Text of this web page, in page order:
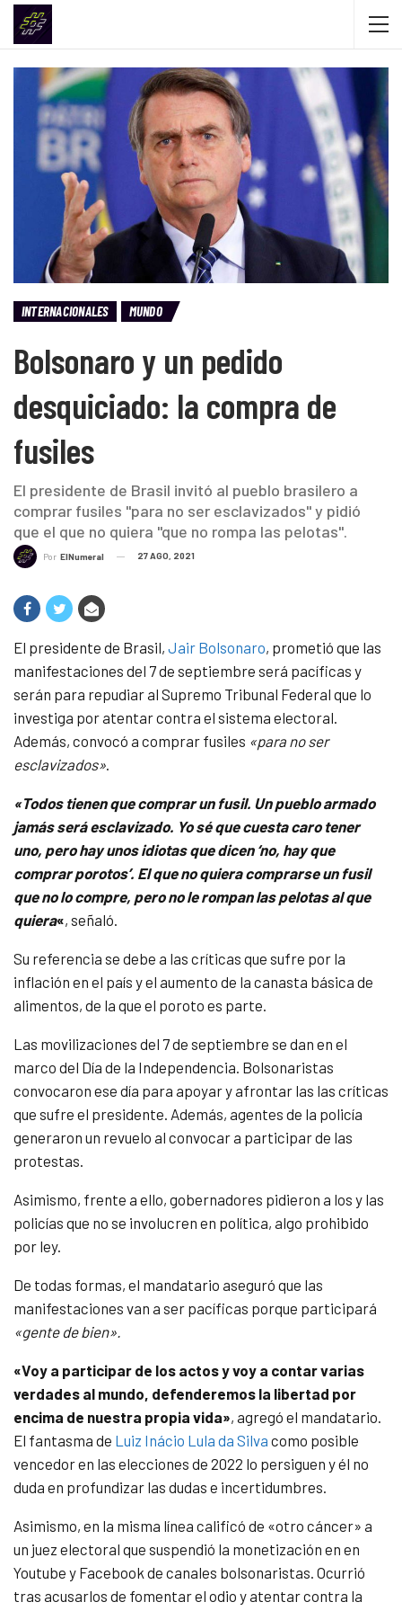
INTERNACIONALES MUNDO
Bolsonaro y un pedido
desquiciado: la compra de
fusiles
El presidente de Brasil invitó al pueblo brasilero a
comprar fusiles "para no ser esclavizados" y pidió
que el que no quiera "que no rompa las pelotas".
Por ElNumeral 27 AGO, 2021
El presidente de Brasil, Jair Bolsonaro, prometió que las
manifestaciones del 7 de septiembre será pacíficas y
serán para repudiar al Supremo Tribunal Federal que lo
investiga por atentar contra el sistema electoral.
Además, convocó a comprar fusiles «para no ser
esclavizados».
«Todos tienen que comprar un fusil. Un pueblo armado
jamás será esclavizado. Yo sé que cuesta caro tener
uno, pero hay unos idiotas que dicen ‘no, hay que
comprar porotos’. El que no quiera comprarse un fusil
que no lo compre, pero no le rompan las pelotas al que
quiera«, señaló.
Su referencia se debe a las críticas que sufre por la
inflación en el país y el aumento de la canasta básica de
alimentos, de la que el poroto es parte.
Las movilizaciones del 7 de septiembre se dan en el
marco del Día de la Independencia. Bolsonaristas
convocaron ese día para apoyar y afrontar las las críticas
que sufre el presidente. Además, agentes de la policía
generaron un revuelo al convocar a participar de las
protestas.
Asimismo, frente a ello, gobernadores pidieron a los y las
policías que no se involucren en política, algo prohibido
por ley.
De todas formas, el mandatario aseguró que las
manifestaciones van a ser pacíficas porque participará
«gente de bien».
«Voy a participar de los actos y voy a contar varias
verdades al mundo, defenderemos la libertad por
encima de nuestra propia vida», agregó el mandatario.
El fantasma de Luiz Inácio Lula da Silva como posible
vencedor en las elecciones de 2022 lo persiguen y él no
duda en profundizar las dudas e incertidumbres.
Asimismo, en la misma línea calificó de «otro cáncer» a
un juez electoral que suspendió la monetización en en
Youtube y Facebook de canales bolsonaristas. Ocurrió
tras acusarlos de fomentar el odio y atentar contra la